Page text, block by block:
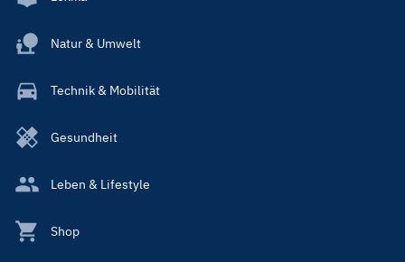
Natur & Umwelt
Technik & Mobilität
Gesundheit
Leben & Lifestyle
Shop